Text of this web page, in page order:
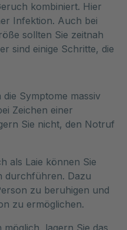
kombiniert. Hier
Infektion. Auch bei
sollten Sie zeitnah
sind einige Schritte, die
die Symptome massiv
Zeichen einer
Sie nicht, den Notruf
als Laie können Sie
durchführen. Dazu
zu beruhigen und
zu ermöglichen.